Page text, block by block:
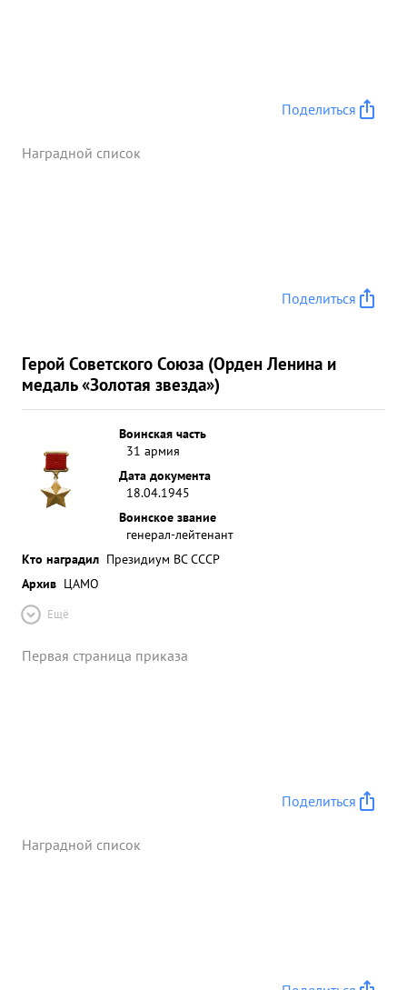
Поделиться
Наградной список
Поделиться
Герой Советского Союза (Орден Ленина и
медаль «Золотая звезда»)
Воинская часть
31 армия
Дата документа
18.04.1945
Воинское звание
генерал-лейтенант
Кто наградил Президиум ВС СССР
Архив ЦАМО
Ещё
Первая страница приказа
Поделиться
Наградной список